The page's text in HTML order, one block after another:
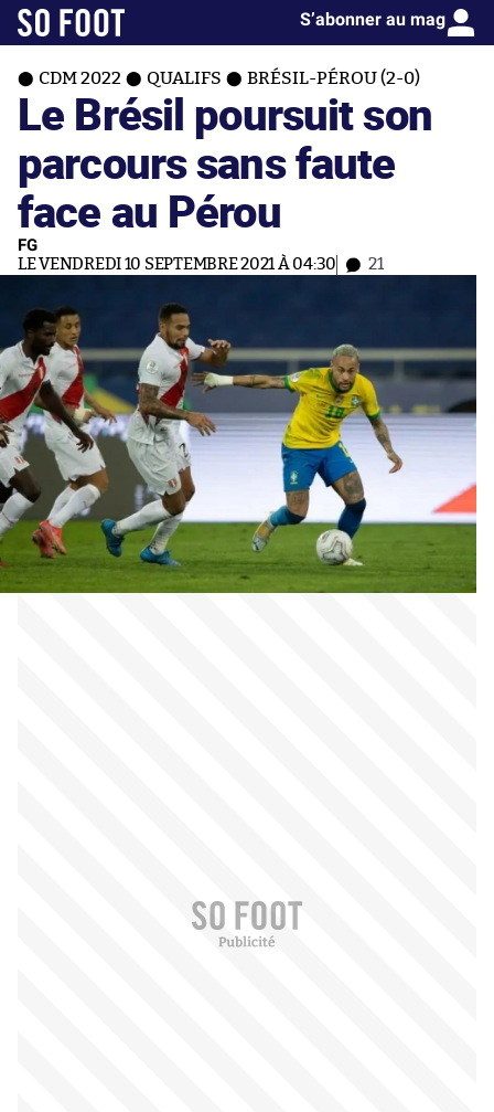
S’abonner au mag
CDM 2022 QUALIFS BRÉSIL-PÉROU (2-0)
Le Brésil poursuit son
parcours sans faute
face au Pérou
FG
LE VENDREDI 10 SEPTEMBRE 2021 À 04:30 21